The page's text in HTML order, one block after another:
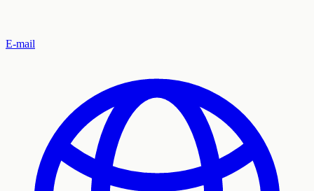
E-mail